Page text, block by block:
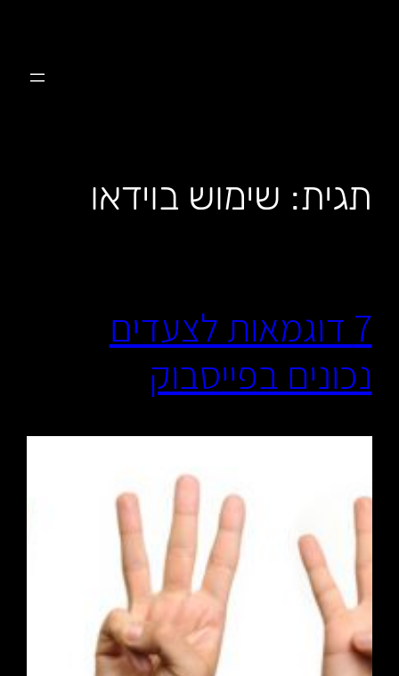
תגית: שימוש בוידאו
7 דוגמאות לצעדים
נכונים בפייסבוק